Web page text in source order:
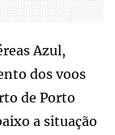
Azul,
dos voos
de Porto
a situação